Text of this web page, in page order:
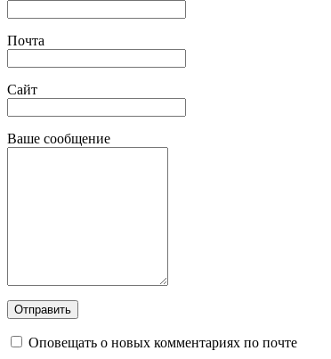
Почта
Сайт
Ваше сообщение
Оповещать о новых комментариях по почте